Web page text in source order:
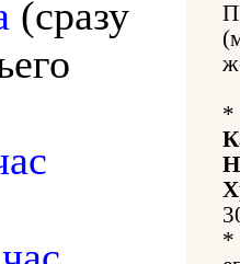
(сразу
*
*